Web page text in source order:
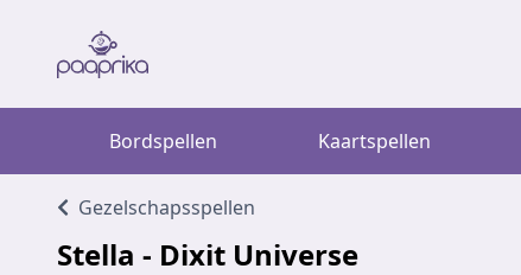
Bordspellen Kaartspellen
Gezelschapsspellen
Stella - Dixit Universe